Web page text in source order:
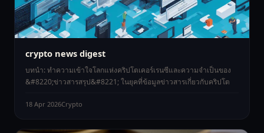
crypto news digest
บทนำ: ทำความเข้าใจโลกแห่งคริปโตเคอร์เรนซีและความจำเป็นของ
&#8220;ข่าวสารสรุป&#8221; ในยุคที่ข้อมูลข่าวสารเกี่ยวกับคริปโต
18 Apr 2026Crypto